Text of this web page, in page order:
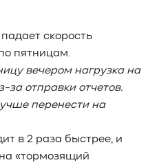
скорость
пятницам.
вечером нагрузка на
за отправки отчетов.
перенести на
в 2 раза быстрее, и
«тормозящий